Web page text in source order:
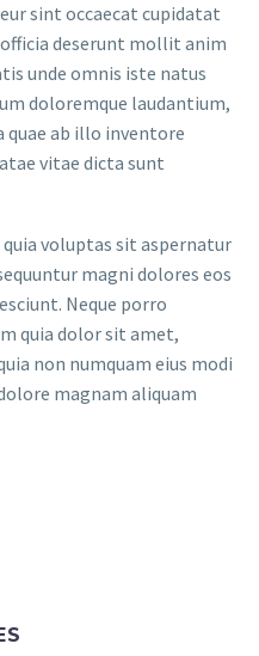
sint occaecat cupidatat
deserunt mollit anim
unde omnis iste natus
doloremque laudantium,
quae ab illo inventore
vitae dicta sunt
voluptas sit aspernatur
magni dolores eos
Neque porro
quia dolor sit amet,
non numquam eius modi
magnam aliquam